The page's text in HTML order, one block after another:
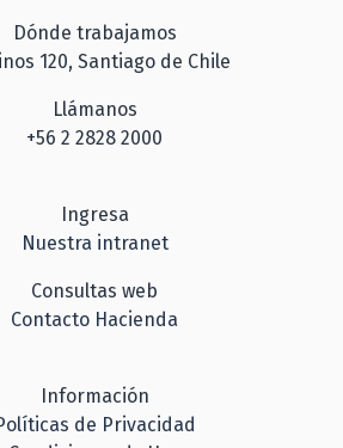
Dónde trabajamos
120, Santiago de Chile
Llámanos
+56 2 2828 2000
Ingresa
Nuestra intranet
Consultas web
Contacto Hacienda
Información
de Privacidad